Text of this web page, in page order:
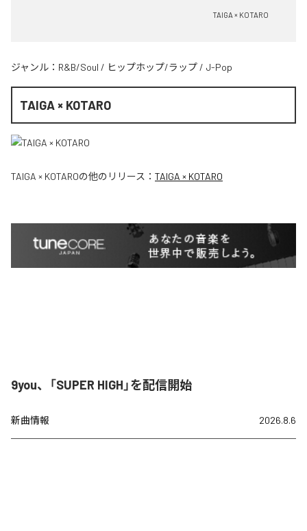
TAIGA × KOTARO
ジャンル： R&B/Soul / ヒップホップ/ラップ / J-Pop
TAIGA × KOTARO
TAIGA × KOTAROの他のリリース： TAIGA × KOTARO
9you、「SUPER HIGH」を配信開始
新曲情報 2026.8.6